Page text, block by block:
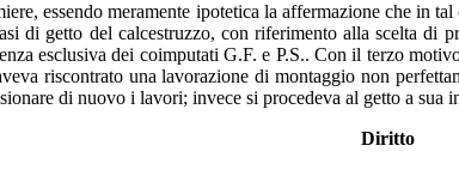
essendo meramente ipotetica la affermazione che in
di getto del calcestruzzo, con riferimento alla scelta di
esclusiva dei coimputati G.F. e P.S.. Con il terzo
riscontrato una lavorazione di montaggio non
di nuovo i lavori; invece si procedeva al getto a sua
Diritto